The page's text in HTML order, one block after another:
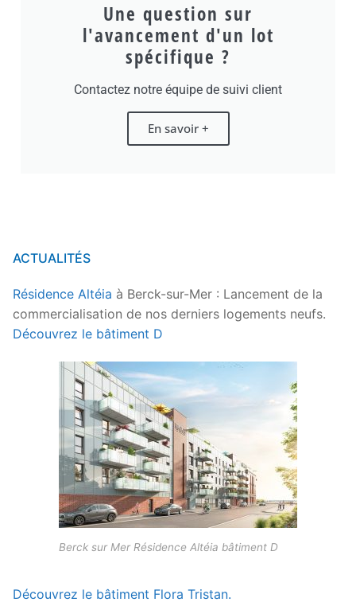
Une question sur
l'avancement d'un lot
spécifique ?
Contactez notre équipe de suivi client
En savoir +
ACTUALITÉS
Résidence Altéia à Berck-sur-Mer : Lancement de la
commercialisation de nos derniers logements neufs.
Découvrez le bâtiment D
Berck sur Mer Résidence Altéia bâtiment D
Découvrez le bâtiment Flora Tristan.